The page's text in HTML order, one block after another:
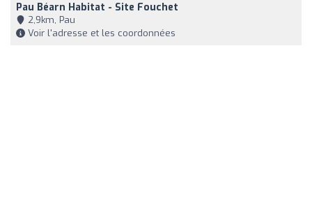
Pau Béarn Habitat - Site Fouchet
2,9km, Pau
Voir l'adresse et les coordonnées